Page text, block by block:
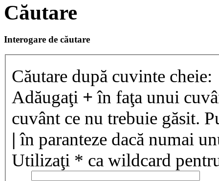
Căutare
Interogare de căutare
Căutare după cuvinte cheie:
Adăugaţi + în faţa unui
cuvânt ce nu trebuie găsit.
| în paranteze dacă numai
Utilizaţi * ca wildcard